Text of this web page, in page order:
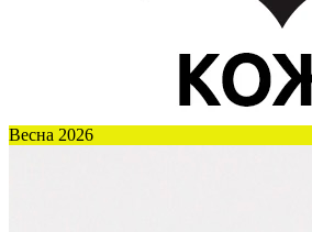
Весна 2026